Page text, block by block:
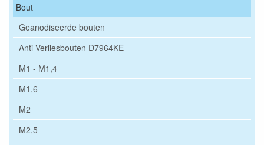
Bout
Geanodiseerde bouten
Anti Verliesbouten D7964KE
M1 - M1,4
M1,6
M2
M2,5